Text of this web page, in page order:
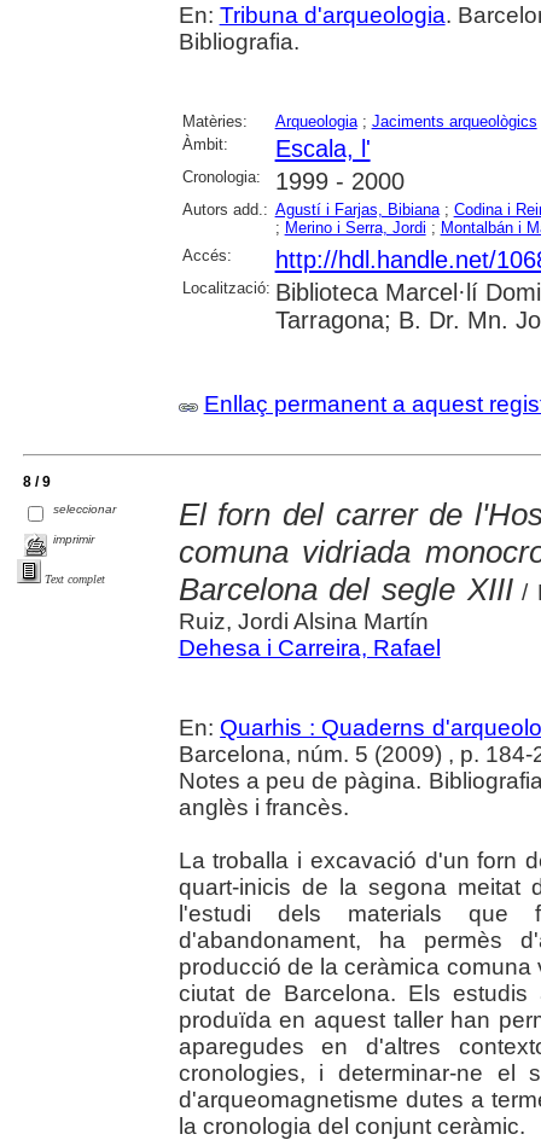
En: Tribuna d'arqueologia.
Bibliografia.
Matèries: Arqueologia; Jaciments arqueològics
Àmbit:
Escala, l'
Cronologia: 1999 - 2000
Autors add.: Agustí i Farjas, Bibiana; Codina i
; Merino i Serra, Jordi ; Montalbán i
Accés:
http://hdl.handle.net/
Localització: Biblioteca Marcel·lí
Tarragona; B. Dr. Mn.
Enllaç permanent a aquest
8 / 9
seleccionar
imprimir
Text complet
El forn del carrer de
comuna vidriada
Barcelona del segle XIII/
Ruiz, Jordi Alsina Martín
Dehesa i Carreira, Rafael
En: Quarhis : Quaderns
Barcelona, núm. 5 (2009) , p. 184-
Notes a peu de pàgina.
anglès i francès.
La troballa i excavació d'un forn
quart-inicis de la segona meitat
l'estudi dels materials que
d'abandonament, ha permès
producció de la ceràmica
ciutat de Barcelona. Els estudis
produïda en aquest taller han
aparegudes en d'altres
cronologies, i determinar-ne el
d'arqueomagnetisme dutes a
la cronologia del conjunt ceràmic.